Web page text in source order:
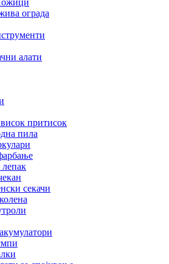
ограда
алати
притисок
пила
секачи